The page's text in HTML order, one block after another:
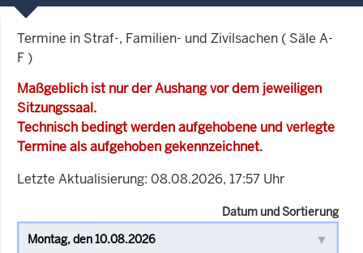
Termine in Straf-, Familien- und Zivilsachen ( Säle A-
F )
Maßgeblich ist nur der Aushang vor dem jeweiligen
Sitzungssaal.
Technisch bedingt werden aufgehobene und verlegte
Termine als aufgehoben gekennzeichnet.
Letzte Aktualisierung: 08.08.2026, 17:57 Uhr
Datum und Sortierung